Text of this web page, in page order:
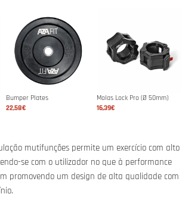
Bumper Plates
22,58€
Molas Lock Pro (Ø 50mm)
16,39€
mutifunções permite um exercício com alto
se com o utilizador no que à performance
promovendo um design de alta qualidade com